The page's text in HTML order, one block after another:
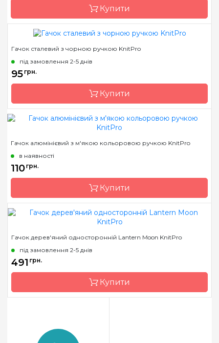
Розмір
3.0 мм
Довжина
Купити
Бренд
Країна виробник
Гачок сталевий з чорною ручкою KnitPro
під замовлення 2-5 днів
95 грн.
Купити
Матеріал
Тип гачка
односторонній
Гачок алюмінієвий з м'якою кольоровою ручкою KnitPro
в наявності
110 грн.
Купити
Матеріал
Тип гачка
односторонній
Гачок дерев'яний односторонній Lantern Moon KnitPro
під замовлення 2-5 днів
491 грн.
Купити
Країна виробник